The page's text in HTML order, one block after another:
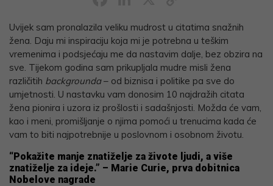
Link
Uvijek sam pronalazila veliku mudrost u citatima snažnih
žena. Daju mi ​​inspiraciju koja mi je potrebna u teškim
vremenima i podsjećaju me da nastavim dalje, bez obzira na
sve. Tijekom godina sam prikupljala mudre misli žena
različitih backgrounda– od biznisa i politike pa sve do
umjetnosti. U nastavku vam donosim 10 najdražih citata
žena pionira i uzora iz prošlosti i sadašnjosti. Možda će vam,
kao i meni, promišljanje o njima pomoći u trenucima kada će
vam to biti najpotrebnije u poslovnom i osobnom životu.
“Pokažite manje znatiželje za živote ljudi, a više
znatiželje za ideje.” – Marie Curie, prva dobitnica
Nobelove nagrade